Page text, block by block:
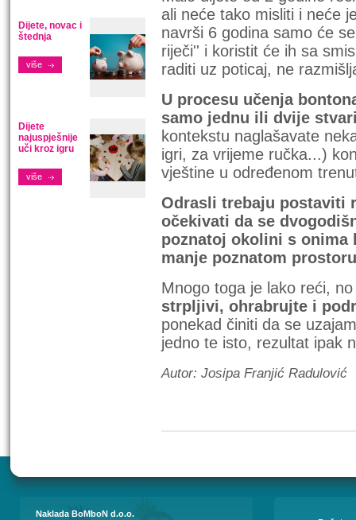
Dijete, novac i
štednja
više
Dijete
najuspješnije
uči kroz igru
više
ali neće tako misliti i neće
navrši 6 godina samo će
riječi'' i koristit će ih sa
raditi uz poticaj, ne
U procesu učenja
samo jednu ili dvije
kontekstu naglašavate
igri, za vrijeme ručka...)
vještine u određenom
Odrasli trebaju postaviti
očekivati da se
poznatoj okolini s onima
manje poznatom
Mnogo toga je lako reći,
strpljivi, ohrabrujte i
ponekad činiti da se
jedno te isto, rezultat ipak
Autor: Josipa Franjić Radulović
Naklada BoMboN d.o.o.